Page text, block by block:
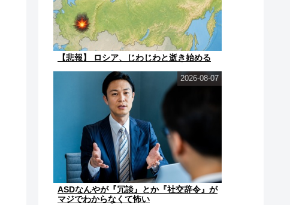
【悲報】 ロシア、じわじわと逝き始める
ASDなんやが『冗談』とか『社交辞令』が
マジでわからなくて怖い
2026-08-07